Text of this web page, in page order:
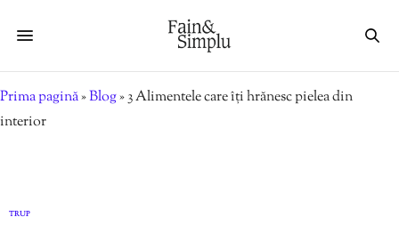
Prima pagină»Blog»3 Alimentele care îți hrănesc pielea din
interior
TRUP